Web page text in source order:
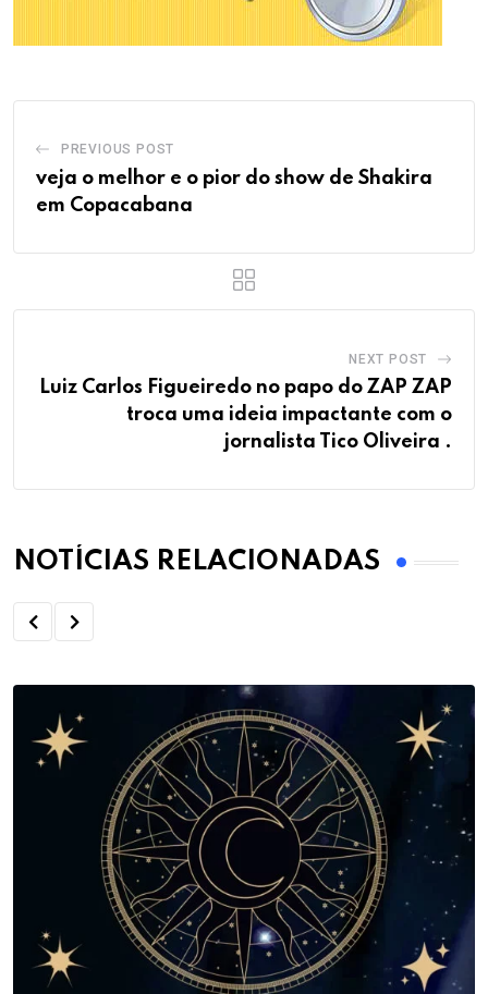
PREVIOUS POST
veja o melhor e o pior do show de Shakira
em Copacabana
NEXT POST
Luiz Carlos Figueiredo no papo do ZAP ZAP
troca uma ideia impactante com o
jornalista Tico Oliveira .
NOTÍCIAS RELACIONADAS